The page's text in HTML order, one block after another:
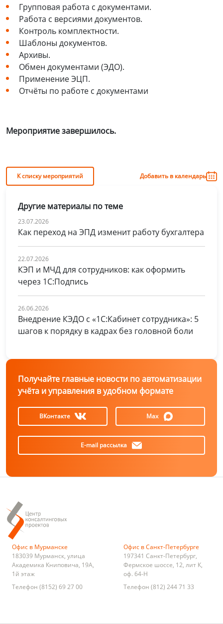
Групповая работа с документами.
Работа с версиями документов.
Контроль комплектности.
Шаблоны документов.
Архивы.
Обмен документами (ЭДО).
Применение ЭЦП.
Отчёты по работе с документами
Мероприятие завершилось.
К списку мероприятий Добавить в календарь
Другие материалы по теме
23.07.2026
Как переход на ЭПД изменит работу бухгалтера
22.07.2026
КЭП и МЧД для сотрудников: как оформить
через 1С:Подпись
26.06.2026
Внедрение КЭДО с «1С:Кабинет сотрудника»: 5
шагов к порядку в кадрах без головной боли
Получайте главные новости по автоматизации
учёта и управления в удобном формате
ВКонтакте Max
E-mail рассылка
Офис в Мурманске
183039 Мурманск, улица
Академика Книповича, 19А,
1й этаж
Телефон (8152) 69 27 00
Офис в Санкт-Петербурге
197341 Санкт-Петербург,
Фермское шоссе, 12, лит К,
оф. 64-Н
Телефон (812) 244 71 33